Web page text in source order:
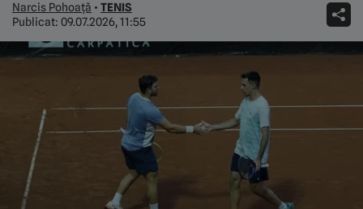
Narcis Pohoață • TENIS
Publicat: 09.07.2026, 11:55